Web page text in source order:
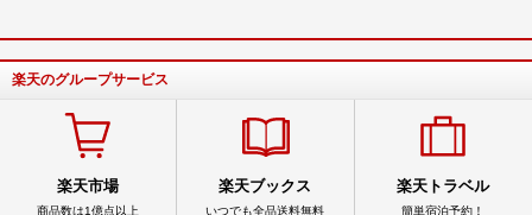
楽天のグループサービス
楽天市場
商品数は1億点以上
楽天ブックス
いつでも全品送料無料
楽天トラベル
簡単宿泊予約！